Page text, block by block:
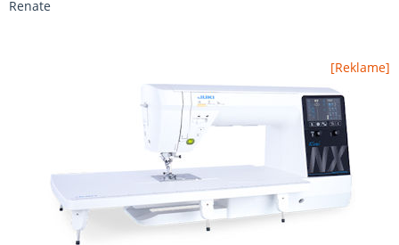
Renate
[Reklame]